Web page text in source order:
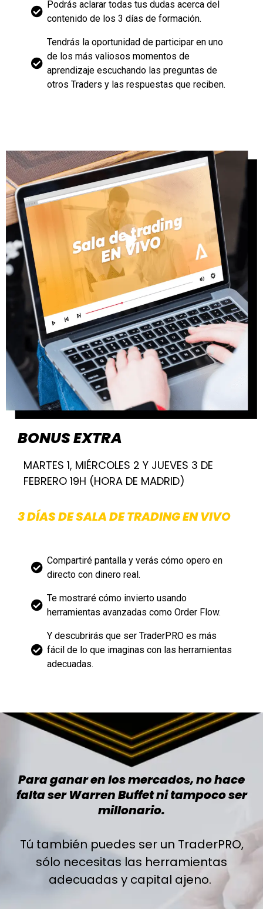
Podrás aclarar todas tus dudas acerca del
contenido de los 3 días de formación.
Tendrás la oportunidad de participar en uno
de los más valiosos momentos de
aprendizaje escuchando las preguntas de
otros Traders y las respuestas que reciben.
BONUS EXTRA
MARTES 1, MIÉRCOLES 2 Y JUEVES 3 DE
FEBRERO 19H (HORA DE MADRID)
3 DÍAS DE SALA DE TRADING EN VIVO
Compartiré pantalla y verás cómo opero en
directo con dinero real.
Te mostraré cómo invierto usando
herramientas avanzadas como Order Flow.
Y descubrirás que ser TraderPRO es más
fácil de lo que imaginas con las herramientas
adecuadas.
Para ganar en los mercados, no hace
falta ser Warren Buffet ni tampoco ser
millonario.
Tú también puedes ser un TraderPRO,
sólo necesitas las herramientas
adecuadas y capital ajeno.